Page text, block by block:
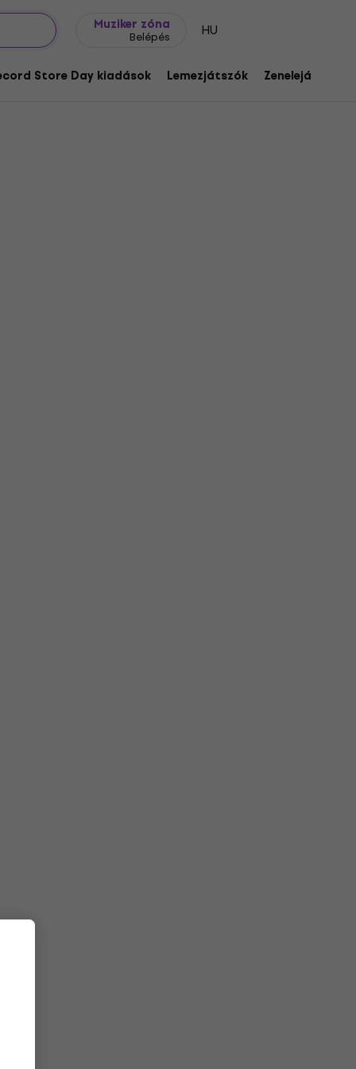
Muziker zóna
Belépés HU
Store Day kiadások Lemezjátszók Zenelejátszók